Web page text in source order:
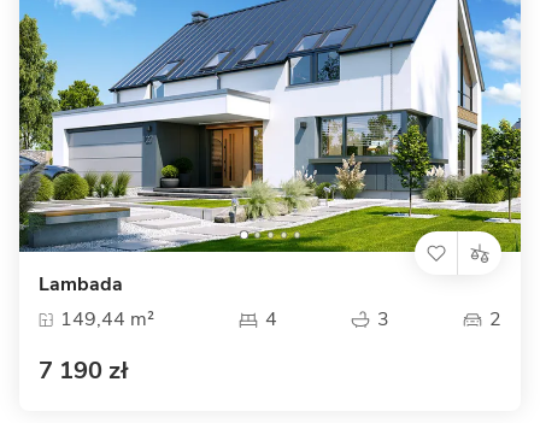
Lambada
149,44 m²
4 3 2
7 190 zł